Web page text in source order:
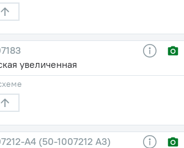
увеличенная
А4 (50-1007212 А3)